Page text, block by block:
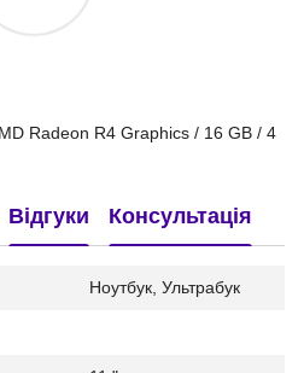
Radeon R4 Graphics / 16 GB / 4
Відгуки Консультація
Ноутбук, Ультрабук